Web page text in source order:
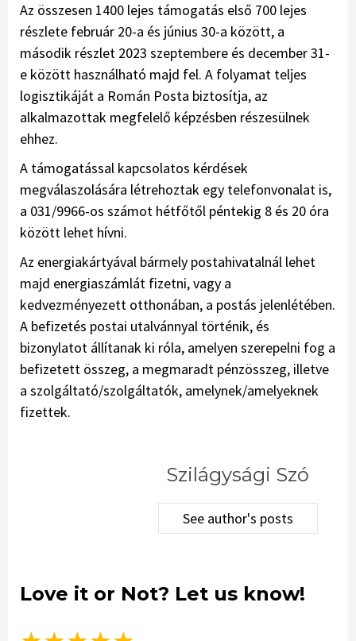
Az összesen 1400 lejes támogatás első 700 lejes
részlete február 20-a és június 30-a között, a
második részlet 2023 szeptembere és december 31-
e között használható majd fel. A folyamat teljes
logisztikáját a Román Posta biztosítja, az
alkalmazottak megfelelő képzésben részesülnek
ehhez.
A támogatással kapcsolatos kérdések
megválaszolására létrehoztak egy telefonvonalat is,
a 031/9966-os számot hétfőtől péntekig 8 és 20 óra
között lehet hívni.
Az energiakártyával bár­mely postahivatalnál lehet
majd energiaszámlát fizetni, vagy a
kedvezményezett ott­honában, a postás jelenlétében.
A befizetés postai utal­vánnyal történik, és
bizonylatot állítanak ki róla, amelyen szerepelni fog a
befizetett összeg, a megmaradt pénzösszeg, illetve
a szolgáltató/szolgáltatók, amely­nek/amelyeknek
fizettek.
Szilágysági Szó
See author's posts
Love it or Not? Let us know!